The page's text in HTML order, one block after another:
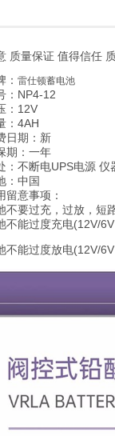
质量保证 值得信任
雷仕顿蓄电池
NP4-12
12V
4AH
期：新
：一年
不断电UPS电源 仪
中国
意事项：
要过充，过放，短
能过度充电(12V/6V
能过度放电(12V/6V